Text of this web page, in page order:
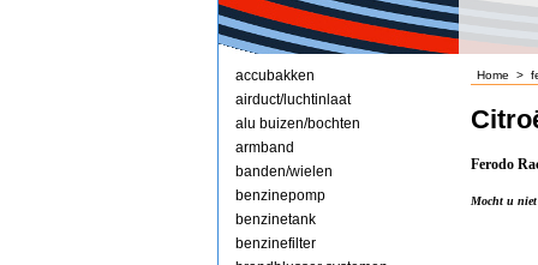
accubakken
airduct/luchtinlaat
alu buizen/bochten
armband
banden/wielen
benzinepomp
benzinetank
benzinefilter
Home >
Ferodo
Mocht u